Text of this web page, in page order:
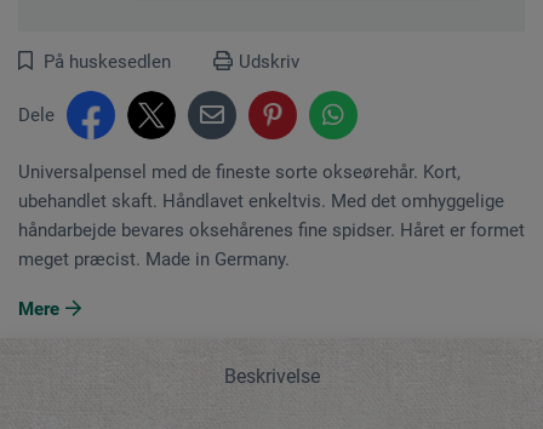
På huskesedlen Udskriv
Dele
Universalpensel med de fineste sorte okseørehår. Kort,
ubehandlet skaft. Håndlavet enkeltvis. Med det omhyggelige
håndarbejde bevares oksehårenes fine spidser. Håret er formet
meget præcist. Made in Germany.
Mere
Beskrivelse